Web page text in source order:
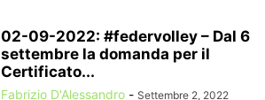
02-09-2022: #federvolley – Dal 6
settembre la domanda per il
Certificato...
Fabrizio D'Alessandro - Settembre 2, 2022